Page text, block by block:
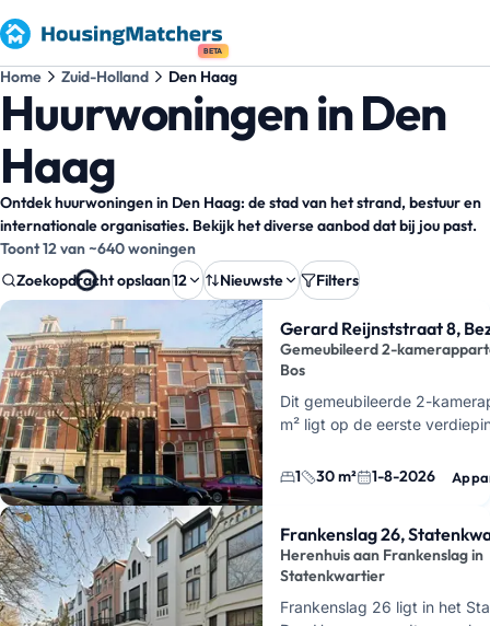
BETA
Home Zuid-Holland Den Haag
Huurwoningen in Den
Haag
Ontdek huurwoningen in Den Haag: de stad van het strand, bestuur en
internationale organisaties. Bekijk het diverse aanbod dat bij jou past.
Toont 12 van ~640 woningen
Zoekopdracht opslaan12 Nieuwste Filters
Zoekresultaten Gerard Reijnststraat 8,
Gemeubileerd 2-
Bos
Dit gemeubileerde 2-
m² ligt op de eerste
compact…
1 30 m² 1-8-2026
Frankenslag 26,
Herenhuis aan Frankenslag in
Statenkwartier
Frankenslag 26 ligt in het